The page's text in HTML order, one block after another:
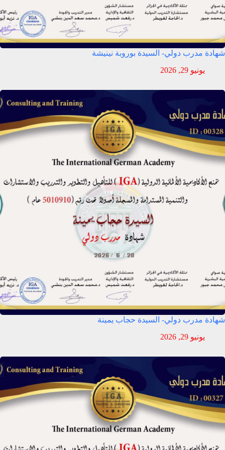
شهادة مدرب دولي- السيدة بوروبة نينيشة
يونيو 29, 2026
شهادة مدرب دولي- السيدة حجاب يمينة
يونيو 29, 2026